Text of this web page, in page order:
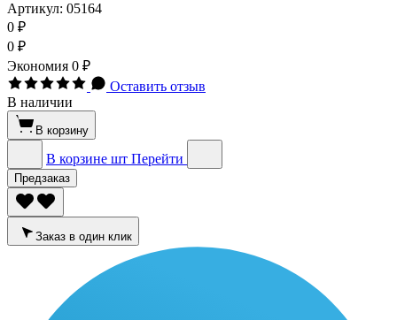
Артикул: 05164
0 ₽
0 ₽
Экономия 0 ₽
Оставить отзыв
В наличии
В корзину
В корзине шт Перейти
Предзаказ
Заказ в один клик